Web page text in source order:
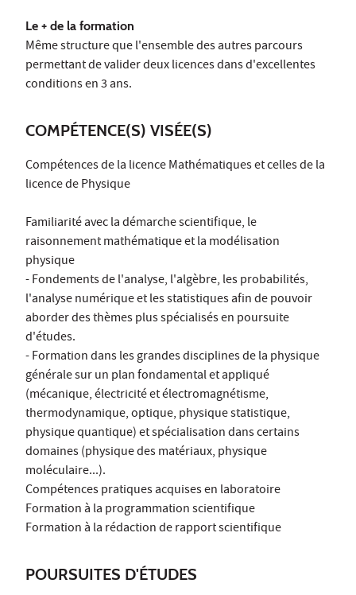
Le + de la formation
Même structure que l'ensemble des autres parcours
permettant de valider deux licences dans d'excellentes
conditions en 3 ans.
COMPÉTENCE(S) VISÉE(S)
Compétences de la licence Mathématiques et celles de la
licence de Physique
Familiarité avec la démarche scientifique, le
raisonnement mathématique et la modélisation
physique
- Fondements de l'analyse, l'algèbre, les probabilités,
l'analyse numérique et les statistiques afin de pouvoir
aborder des thèmes plus spécialisés en poursuite
d'études.
- Formation dans les grandes disciplines de la physique
générale sur un plan fondamental et appliqué
(mécanique, électricité et électromagnétisme,
thermodynamique, optique, physique statistique,
physique quantique) et spécialisation dans certains
domaines (physique des matériaux, physique
moléculaire...).
Compétences pratiques acquises en laboratoire
Formation à la programmation scientifique
Formation à la rédaction de rapport scientifique
POURSUITES D'ÉTUDES